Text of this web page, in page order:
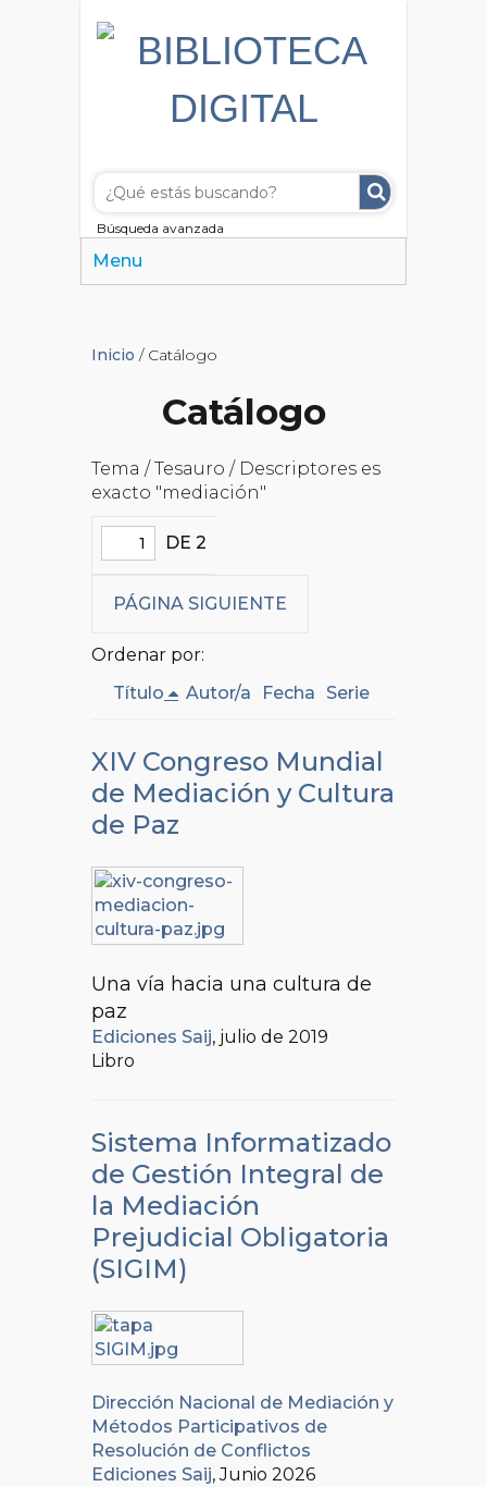
Búsqueda avanzada
Menu
Inicio / Catálogo
Catálogo
Tema / Tesauro / Descriptores es
exacto "mediación"
DE 2
PÁGINA SIGUIENTE
Ordenar por:
Título
Autor/a Fecha Serie
XIV Congreso Mundial
de Mediación y Cultura
de Paz
Una vía hacia una cultura de
paz
Ediciones Saij, julio de 2019
Libro
Sistema Informatizado
de Gestión Integral de
la Mediación
Prejudicial Obligatoria
(SIGIM)
Dirección Nacional de Mediación y
Métodos Participativos de
Resolución de Conflictos
Ediciones Saij, Junio 2026